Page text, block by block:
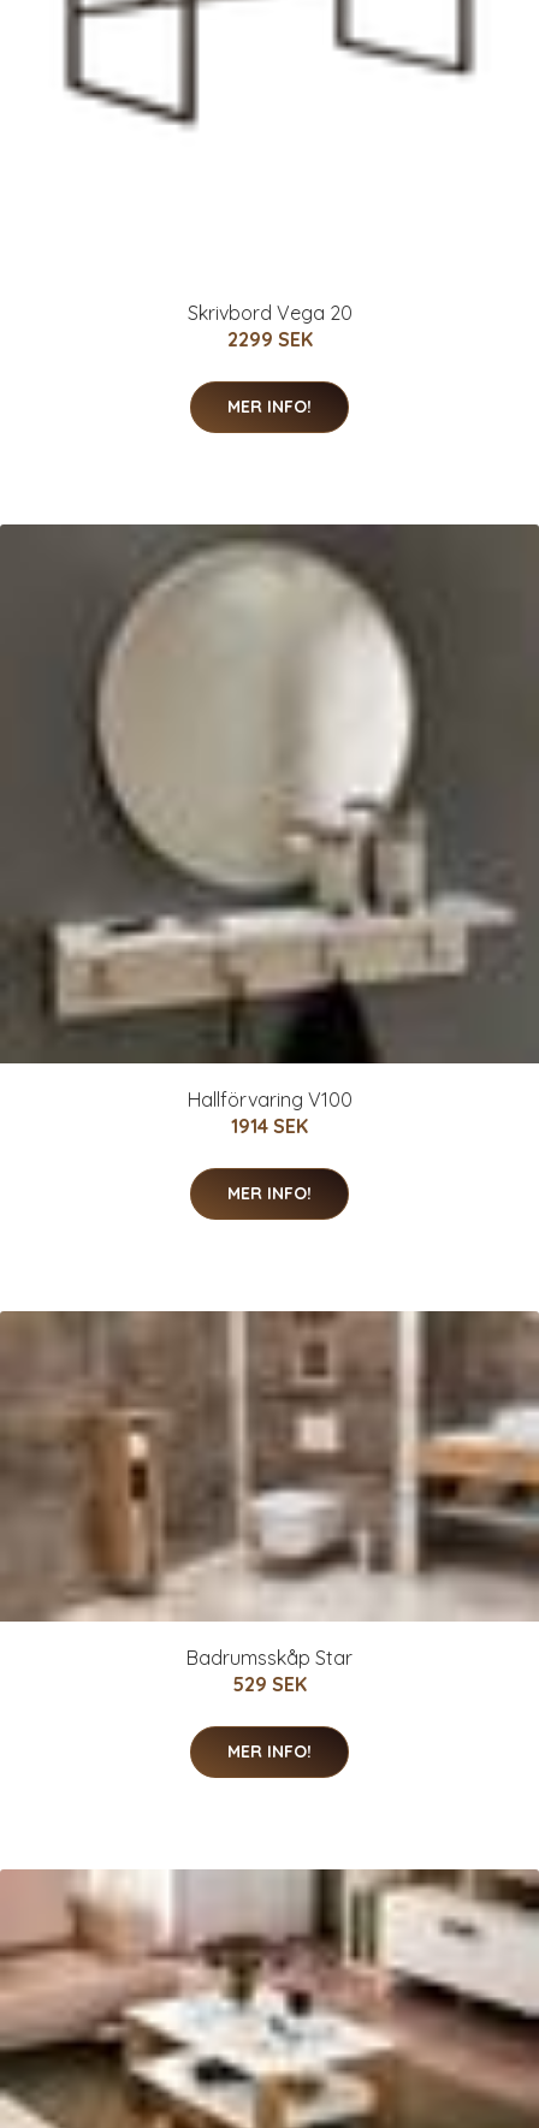
Skrivbord Vega 20
2299 SEK
MER INFO!
Hallförvaring V100
1914 SEK
MER INFO!
Badrumsskåp Star
529 SEK
MER INFO!